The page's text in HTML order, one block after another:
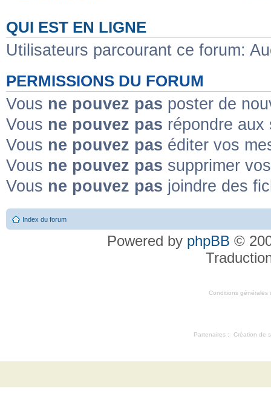
QUI EST EN LIGNE
Utilisateurs parcourant ce forum:
PERMISSIONS DU FORUM
Vous ne pouvez pas poster de
Vous ne pouvez pas répondre aux
Vous ne pouvez pas éditer vos
Vous ne pouvez pas supprimer
Vous ne pouvez pas joindre des
Index du forum
Powered by phpBB ©
Conditions générales
Partenaires : Création de